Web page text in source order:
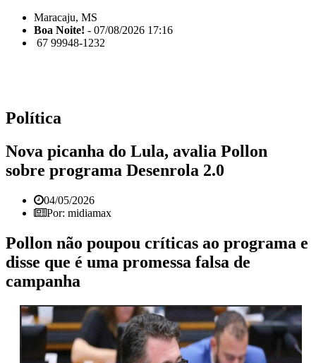
Maracaju, MS
Boa Noite! - 07/08/2026 17:16
67 99948-1232
Política
Nova picanha do Lula, avalia Pollon
sobre programa Desenrola 2.0
04/05/2026
Por: midiamax
Pollon não poupou críticas ao programa e
disse que é uma promessa falsa de
campanha